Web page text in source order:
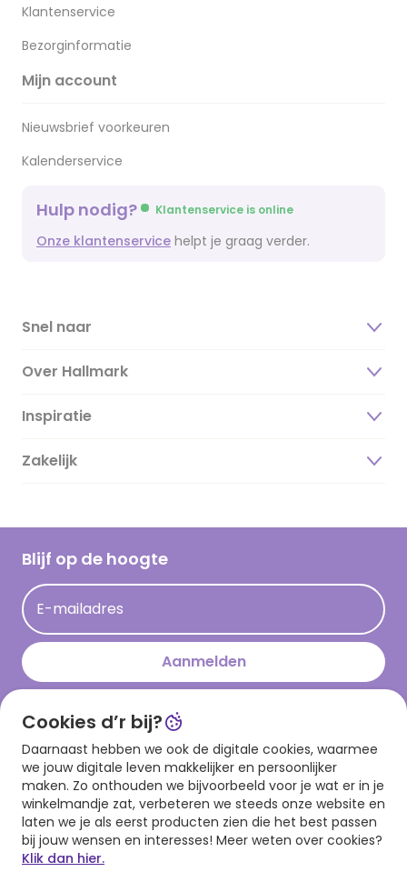
Klantenservice
Bezorginformatie
Mijn account
Nieuwsbrief voorkeuren
Kalenderservice
Hulp nodig? Klantenservice is online
Onze klantenservice helpt je graag verder.
Snel naar
Over Hallmark
Over ons
Duurzaamheid
Hallmark Kaartclub
Acties
Persberichten
Hallmark en Kinderpostzegels
Inspiratie
Magazine
Cadeau inspiratie
Kaartinspiratie
Zakelijk
Blijf op de hoogte
E-mailadres
Aanmelden
Download onze app
Cookies d’r bij?
Daarnaast hebben we ook de digitale cookies, waarmee
we jouw digitale leven makkelijker en persoonlijker
maken. Zo onthouden we bijvoorbeeld voor je wat er in je
winkelmandje zat, verbeteren we steeds onze website en
laten we je als eerst producten zien die het best passen
bij jouw wensen en interesses! Meer weten over cookies?
Klik dan hier.